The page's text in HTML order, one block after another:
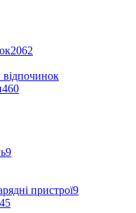
2062
460
9
пристрої9